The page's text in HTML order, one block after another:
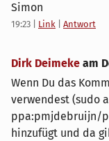
Simon
19:23 Link Antwort
Dirk Deimeke am
Wenn Du das
verwendest (sudo
ppa:pmjdebruijn/
hinzufügt und da